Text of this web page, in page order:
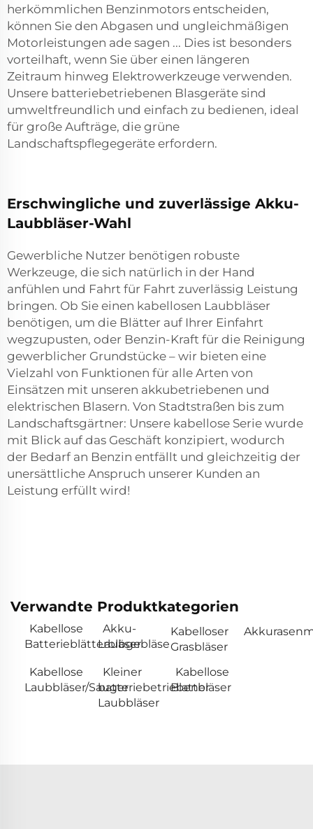
herkömmlichen Benzinmotors entscheiden,
können Sie den Abgasen und ungleichmäßigen
Motorleistungen ade sagen ... Dies ist besonders
vorteilhaft, wenn Sie über einen längeren
Zeitraum hinweg Elektrowerkzeuge verwenden.
Unsere batteriebetriebenen Blasgeräte sind
umweltfreundlich und einfach zu bedienen, ideal
für große Aufträge, die grüne
Landschaftspflegegeräte erfordern.
Erschwingliche und zuverlässige Akku-
Laubbläser-Wahl
Gewerbliche Nutzer benötigen robuste
Werkzeuge, die sich natürlich in der Hand
anfühlen und Fahrt für Fahrt zuverlässig Leistung
bringen. Ob Sie einen kabellosen Laubbläser
benötigen, um die Blätter auf Ihrer Einfahrt
wegzupusten, oder Benzin-Kraft für die Reinigung
gewerblicher Grundstücke – wir bieten eine
Vielzahl von Funktionen für alle Arten von
Einsätzen mit unseren akkubetriebenen und
elektrischen Blasern. Von Stadtstraßen bis zum
Landschaftsgärtner: Unsere kabellose Serie wurde
mit Blick auf das Geschäft konzipiert, wodurch
der Bedarf an Benzin entfällt und gleichzeitig der
unersättliche Anspruch unserer Kunden an
Leistung erfüllt wird!
Verwandte Produktkategorien
Kabellose
Batterieblätterbläser
Akku-
Laubgebläse
Kabelloser
Grasbläser
Kabellose
Laubbläser/Sauger
Kleiner
batteriebetriebener
Laubbläser
Kabellose
Blattbläser